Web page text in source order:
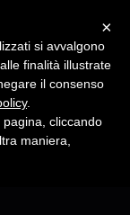
×
si avvalgono
finalità illustrate
il consenso
.
cliccando
maniera,